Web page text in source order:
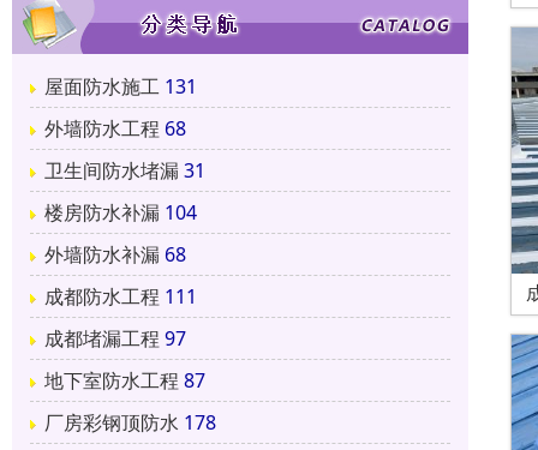
屋面防水施工 131
外墙防水工程 68
卫生间防水堵漏31
楼房防水补漏 104
外墙防水补漏 68
成都防水工程 111
成都堵漏工程 97
地下室防水工程 87
厂房彩钢顶防水 178